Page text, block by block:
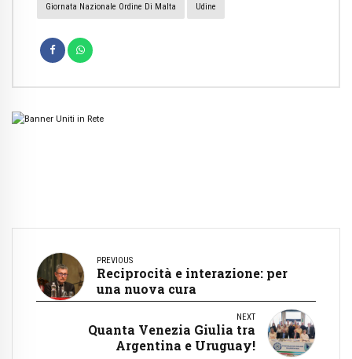
Giornata Nazionale Ordine Di Malta Udine
PREVIOUS
Reciprocità e interazione: per
una nuova cura
NEXT
Quanta Venezia Giulia tra
Argentina e Uruguay!